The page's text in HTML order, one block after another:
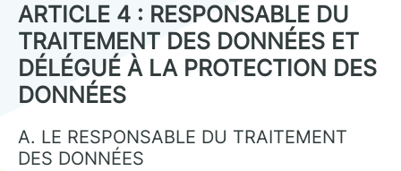
ARTICLE 4 : RESPONSABLE DU
TRAITEMENT DES DONNÉES ET
DÉLÉGUÉ À LA PROTECTION DES
DONNÉES
A. LE RESPONSABLE DU TRAITEMENT
DES DONNÉES